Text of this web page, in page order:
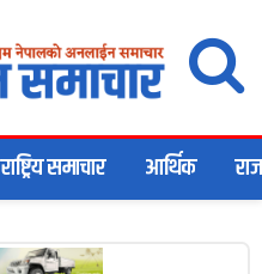
राष्ट्रिय समाचार आर्थिक